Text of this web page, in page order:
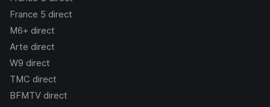
France 5 direct
M6+ direct
Arte direct
W9 direct
TMC direct
BFMTV direct